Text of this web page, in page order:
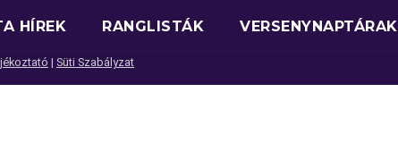
HÍREK RANGLISTÁK VERSENYNAPTÁRAK
| Süti Szabályzat